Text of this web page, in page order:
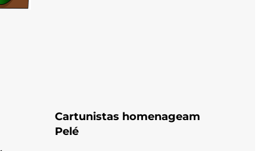
Cartunistas homenageam
Pelé